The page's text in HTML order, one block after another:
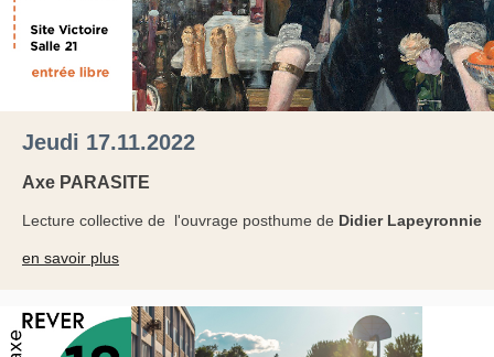
Jeudi 17.11.2022
Axe PARASITE
Lecture collective de l'ouvrage posthume de Didier Lapeyronnie
en savoir plus